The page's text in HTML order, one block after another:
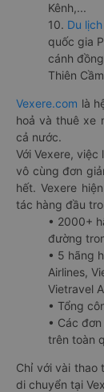
Kênh,...
10. Du
quốc gia
cánh
Thiên
Vexere.com là
hoả và thuê xe
cả nước.
Với Vexere,
vô cùng đơn
hết. Vexere
tác hàng đầu
• 2000+
đường
• 5 hãng
Airlines,
Vietravel
• Tổng
• Các
trên toàn
Chỉ với vài thao
di chuyển tại